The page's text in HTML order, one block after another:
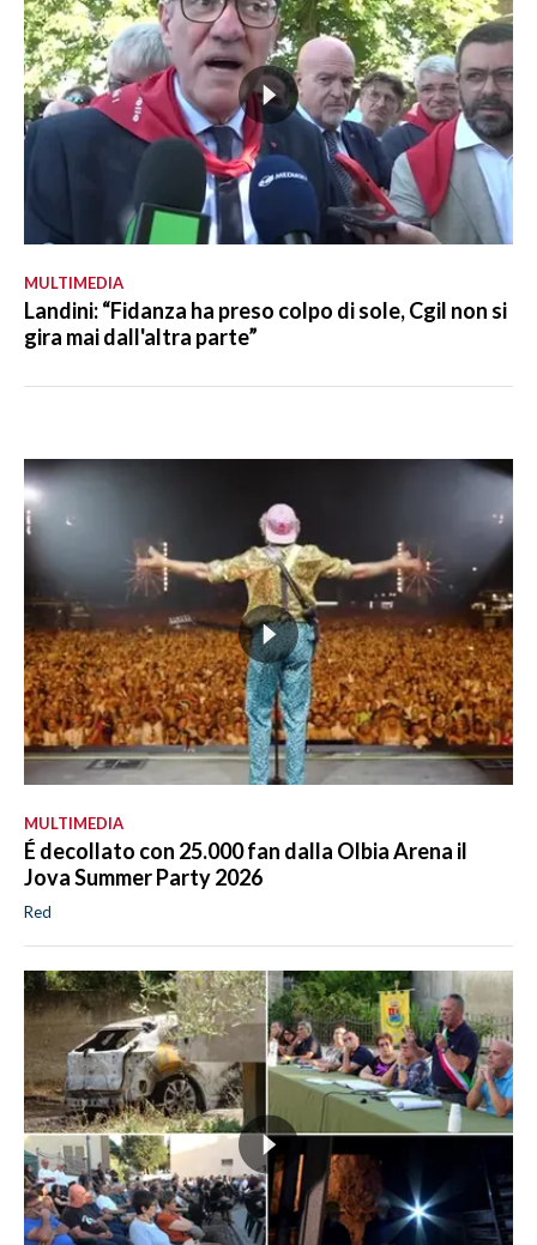
MULTIMEDIA
Landini: “Fidanza ha preso colpo di sole, Cgil non si
gira mai dall'altra parte”
MULTIMEDIA
É decollato con 25.000 fan dalla Olbia Arena il
Jova Summer Party 2026
Red